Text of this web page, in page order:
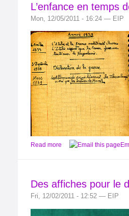
L’enfance en temps
Mon, 12/05/2011 - 16:24 — EIP
Read more
Des affiches pour le
Fri, 12/02/2011 - 12:52 — EIP